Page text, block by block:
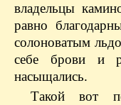
владельцы
равно
солоноватым
себе брови и
насыщались.
Такой вот